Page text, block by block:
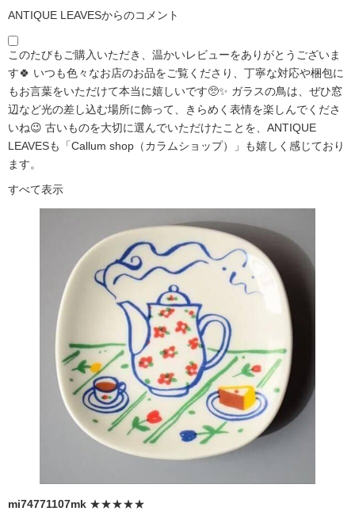
ANTIQUE LEAVESからのコメント
このたびもご購入いただき、温かいレビューをありがとうございま
す🍀 いつも色々なお店のお品をご覧くださり、丁寧な対応や梱包に
もお言葉をいただけて本当に嬉しいです🥺✨ ガラスの鳥は、ぜひ窓
辺など光の差し込む場所に飾って、きらめく表情を楽しんでくださ
いね😉 古いものを大切に選んでいただけたことを、ANTIQUE
LEAVESも「Callum shop（カラムショップ）」も嬉しく感じており
ます。
すべて表示
mi74771107mk ★★★★★